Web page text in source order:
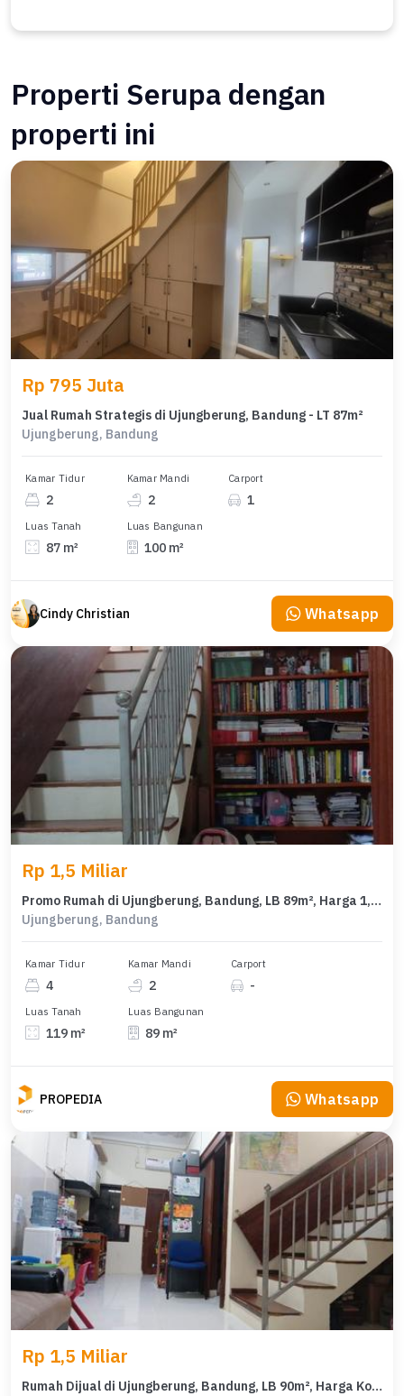
Properti Serupa dengan
properti ini
Rp 795 Juta
Jual Rumah Strategis di Ujungberung, Bandung - LT 87m²
Ujungberung, Bandung
Kamar Tidur
2
Kamar Mandi
2
Carport
1
Luas Tanah
87 m²
Luas Bangunan
100 m²
Cindy Christian Whatsapp
Rp 1,5 Miliar
Promo Rumah di Ujungberung, Bandung, LB 89m², Harga 1,5 Miliar
Ujungberung, Bandung
Kamar Tidur
4
Kamar Mandi
2
Carport
-
Luas Tanah
119 m²
Luas Bangunan
89 m²
PROPEDIA Whatsapp
Rp 1,5 Miliar
Rumah Dijual di Ujungberung, Bandung, LB 90m², Harga Kompetitif!